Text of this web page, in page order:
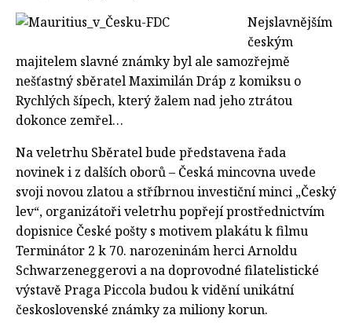
Nejslavnějším
českým
majitelem slavné známky byl ale samozřejmě
nešťastný sběratel Maximilán Dráp z komiksu o
Rychlých šípech, který žalem nad jeho ztrátou
dokonce zemřel…
Na veletrhu Sběratel bude představena řada
novinek i z dalších oborů – Česká mincovna uvede
svoji novou zlatou a stříbrnou investiční minci „Český
lev“, organizátoři veletrhu popřejí prostřednictvím
dopisnice České pošty s motivem plakátu k filmu
Terminátor 2 k 70. narozeninám herci Arnoldu
Schwarzeneggerovi a na doprovodné filatelistické
výstavě Praga Piccola budou k vidění unikátní
československé známky za miliony korun.